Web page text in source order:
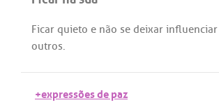
Ficar quieto e não se deixar influenciar
outros.
+expressões de paz